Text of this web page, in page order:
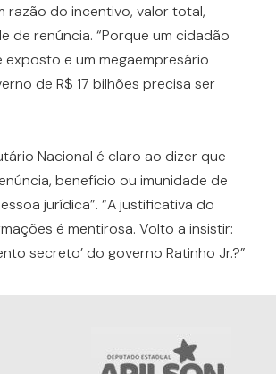
razão do incentivo, valor total,
de renúncia. “Porque um cidadão
e um megaempresário
de R$ 17 bilhões precisa ser
Nacional é claro ao dizer que
benefício ou imunidade de
jurídica”. “A justificativa do
é mentirosa. Volto a insistir:
secreto’ do governo Ratinho Jr.?”